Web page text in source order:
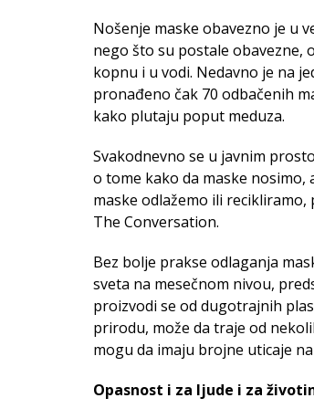
Nošenje maske obavezno je u
nego što su postale obavezne,
kopnu i u vodi. Nedavno je na
pronađeno čak 70 odbačenih
kako plutaju poput meduza.
Svakodnevno se u javnim
o tome kako da maske nosimo,
maske odlažemo ili
The Conversation.
Bez bolje prakse odlaganja
sveta na mesečnom nivou,
proizvodi se od dugotrajnih
prirodu, može da traje od
mogu da imaju brojne uticaje
Opasnost i za ljude i za